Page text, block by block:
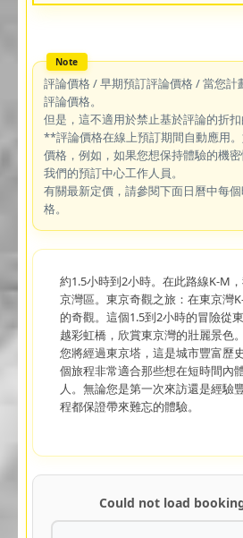
評論價格 / 早期預訂評論價格 / 當您計
評論價格。
但是，這不適用於禁止基於評論的折扣
**評論價格在線上預訂期間自動應用
價格，例如，如果您想保持體驗的機
我們的預訂中心工作人員。
有關最新定價，請參閱下面日曆中每
格。
約1.5小時到2小時。在此路線K-M
京灣區。東京奇觀之旅：在東京灣
的奇觀。這個1.5到2小時的冒險從
越彩虹橋，欣賞東京灣的壯麗景色
您將經過東京塔，這是城市豐富歷
個旅程非常適合那些想在短時間內
人。無論您是第一次來訪還是經驗
程都保證帶來難忘的體驗。
Could not load